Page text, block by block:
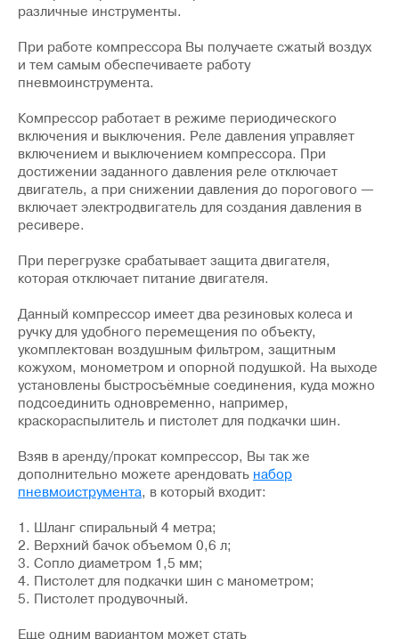
различные инструменты.
При работе компрессора Вы получаете сжатый воздух
и тем самым обеспечиваете работу
пневмоинструмента.
Компрессор работает в режиме периодического
включения и выключения. Реле давления управляет
включением и выключением компрессора. При
достижении заданного давления реле отключает
двигатель, а при снижении давления до порогового —
включает электродвигатель для создания давления в
ресивере.
При перегрузке срабатывает защита двигателя,
которая отключает питание двигателя.
Данный компрессор имеет два резиновых колеса и
ручку для удобного перемещения по объекту,
укомплектован воздушным фильтром, защитным
кожухом, монометром и опорной подушкой. На выходе
установлены быстросъёмные соединения, куда можно
подсоединить одновременно, например,
краскораспылитель и пистолет для подкачки шин.
Взяв в аренду/прокат компрессор, Вы так же
дополнительно можете арендовать набор
пневмоиструмента, в который входит:
1. Шланг спиральный 4 метра;
2. Верхний бачок объемом 0,6 л;
3. Сопло диаметром 1,5 мм;
4. Пистолет для подкачки шин с манометром;
5. Пистолет продувочный.
Еще одним вариантом может стать